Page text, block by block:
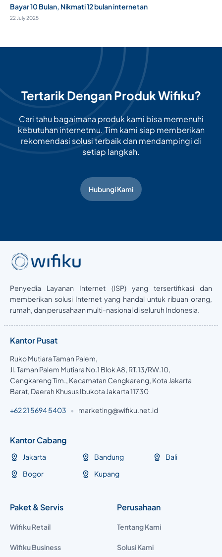
Bayar 10 Bulan, Nikmati 12 bulan internetan
22 July 2025
Tertarik Dengan Produk Wifiku?
Cari tahu bagaimana produk kami bisa memenuhi
kebutuhan internetmu. Tim kami siap memberikan
rekomendasi solusi terbaik dan mendampingi di
setiap langkah.
Hubungi Kami
Penyedia Layanan Internet (ISP) yang tersertifikasi dan
memberikan solusi Internet yang handal untuk ribuan orang,
rumah, dan perusahaan multi-nasional di seluruh Indonesia.
Kantor Pusat
Ruko Mutiara Taman Palem,
Jl. Taman Palem Mutiara No.1 Blok A8, RT.13/RW.10,
Cengkareng Tim., Kecamatan Cengkareng, Kota Jakarta
Barat, Daerah Khusus Ibukota Jakarta 11730
+62 21 5694 5403 • marketing@wifiku.net.id
Kantor Cabang
Jakarta
Bogor
Bandung
Kupang
Bali
Paket & Servis
Wifiku Retail
Wifiku Business
Perusahaan
Tentang Kami
Solusi Kami